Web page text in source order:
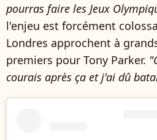
pourras faire les Jeux
l'enjeu est forcément
Londres approchent à
premiers pour Tony Parker.
courais après ça et j'ai dû